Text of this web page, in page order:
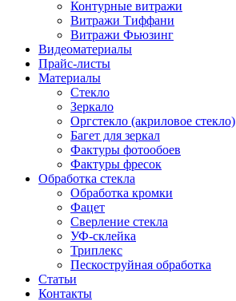
Контурные витражи
Витражи Тиффани
Витражи Фьюзинг
Видеоматериалы
Прайс-листы
Материалы
Стекло
Зеркало
Оргстекло (акриловое стекло)
Багет для зеркал
Фактуры фотообоев
Фактуры фресок
Обработка стекла
Обработка кромки
Фацет
Сверление стекла
УФ-склейка
Триплекс
Пескоструйная обработка
Статьи
Контакты